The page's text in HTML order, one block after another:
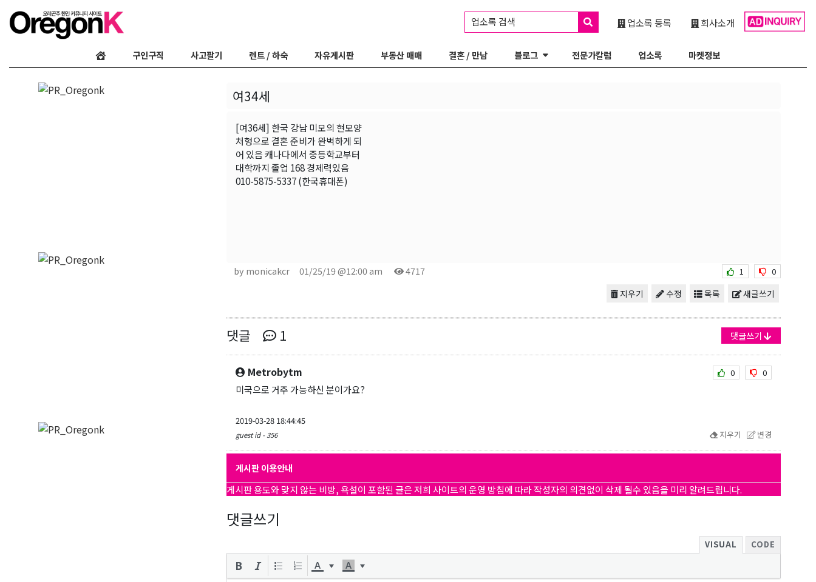
회사소개
업소록 등록
업소록 검색
구인구직 사고팔기 렌트 / 하숙 자유게시판 부동산 매매 결혼 / 만남 블로그 전문가칼럼 업소록 마켓정보
여34세
[여36세] 한국 강남 미모의 현모양
처형으로 결혼 준비가 완벽하게 되
어 있음 캐나다에서 중등학교부터
대학까지 졸업 168 경제력있음
010-5875-5337 (한국휴대폰)
by monicakcr 01/25/19 @12:00 am 4717 1 0
새글쓰기
목록
수정
지우기
댓글 1 댓글쓰기
Metrobytm 0 0
미국으로 거주 가능하신 분이가요?
2019-03-28 18:44:45
guest id - 356 지우기 변경
게시판 이용안내
게시판 용도와 맞지 않는 비방, 욕설이 포함된 글은 저희 사이트의 운영 방침에 따라 작성자의 의견없이 삭제 될수 있음을 미리 알려드립니다.
댓글쓰기
VISUAL CODE